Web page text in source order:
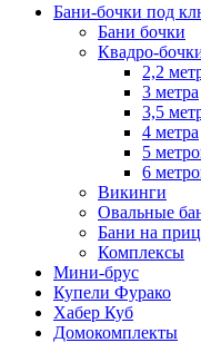
Бани-бочки под
Бани бочки
Квадро-
2,2
3 метра
3,5
4 метра
5
6
Викинги
Овальные
Бани на
Комплексы
Мини-брус
Купели Фурако
Хабер Куб
Домокомплекты